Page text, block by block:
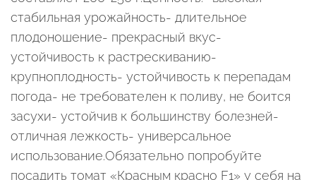
стабильная урожайность- длительное
плодоношение- прекрасный вкус-
устойчивость к растрескиванию-
крупноплодность- устойчивость к перепадам
погода- не требователен к поливу, не боится
засухи- устойчив к большинству болезней-
отличная лежкость- универсальное
использование.Обязательно попробуйте
посадить томат «Красным красно F1» у себя на